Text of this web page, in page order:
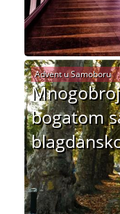
bogatom
Advent u Samoboru